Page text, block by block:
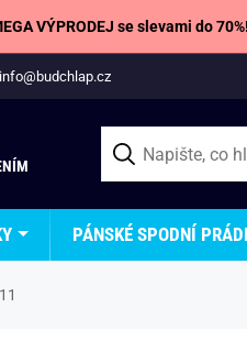
VÝPRODEJ se slevami do
info@budchlap.cz
PÁNSKÉ SPODNÍ